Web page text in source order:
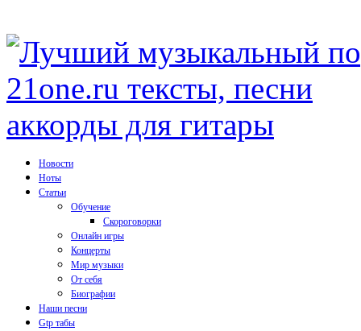
Новости
Ноты
Статьи
Обучение
Скороговорки
Онлайн игры
Концерты
Мир музыки
От себя
Биографии
Наши песни
Gtp табы